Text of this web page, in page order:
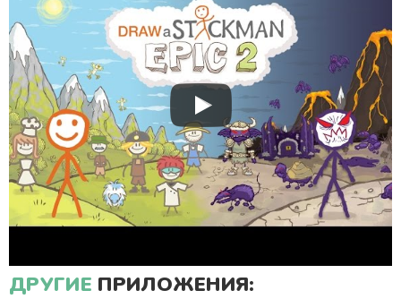
ДРУГИЕ ПРИЛОЖЕНИЯ: